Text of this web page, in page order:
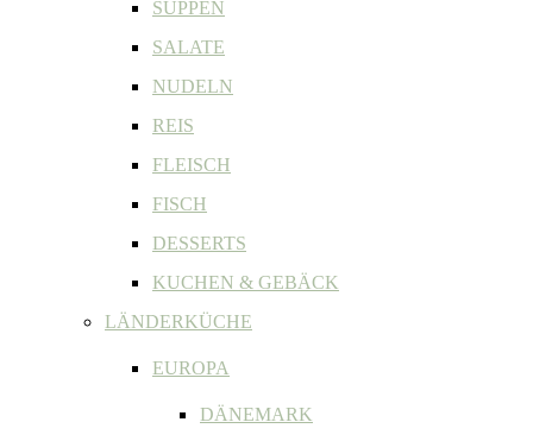
SUPPEN
SALATE
NUDELN
REIS
FLEISCH
FISCH
DESSERTS
KUCHEN & GEBÄCK
LÄNDERKÜCHE
EUROPA
DÄNEMARK